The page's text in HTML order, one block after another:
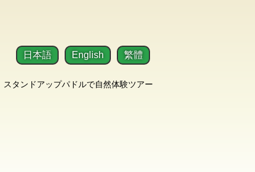
タンドアップパドルで自然体験ツアー
日本語 English 繁體